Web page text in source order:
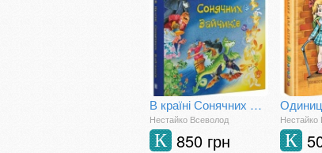
В країні Сонячних Зайчиків
Нестайко Всеволод
850 грн
К
Нестайко
К